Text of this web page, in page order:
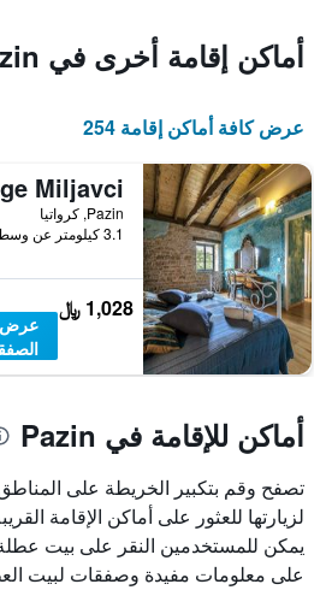
أماكن إقامة أخرى في Pazin
عرض كافة أماكن إقامة 254
Pazin, كرواتيا
3.1 كيلومتر عن وسط المدينة
1,028 ﷼
عرض
أماكن للإقامة في Pazin
لزيارتها للعثور على أماكن الإقامة
يمكن للمستخدمين النقر على بيت عطلة
على معلومات مفيدة وصفقات لبيت